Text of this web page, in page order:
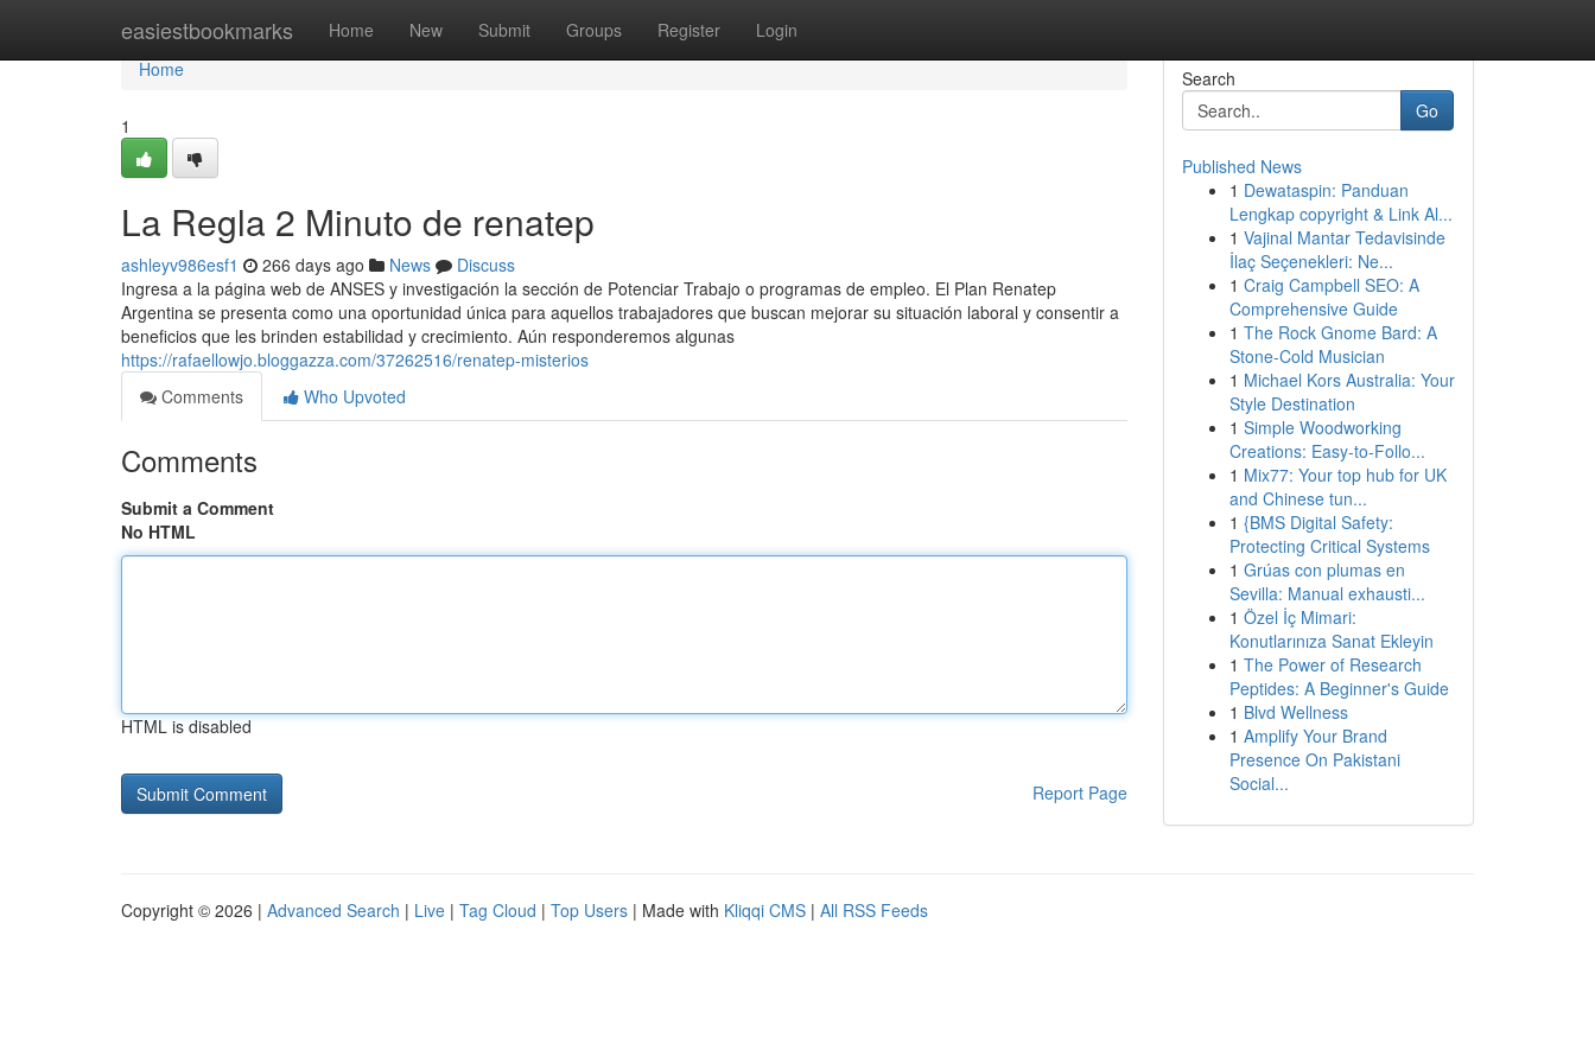
easiestbookmarks Home New Submit Groups Register Login
Home
Home
1
La Regla 2 Minuto de renatep
ashleyv986esf1 266 days ago News
Discuss
Ingresa a ​la página web de ANSES y investigación la sección ⁢de Potenciar Trabajo o programas de empleo. El Plan Renatep
Argentina se presenta como una oportunidad única para aquellos trabajadores que buscan mejorar su situación laboral y consentir a
beneficios que les brinden estabilidad y crecimiento. Aún responderemos algunas
https://rafaellowjo.bloggazza.com/37262516/renatep-misterios
Comments
Who Upvoted
Comments
Submit a Comment
No HTML
HTML is disabled
Report Page
Search
Go
Published News
1 Dewataspin: Panduan
Lengkap copyright & Link Al...
1 Vajinal Mantar Tedavisinde
İlaç Seçenekleri: Ne...
1 Craig Campbell SEO: A
Comprehensive Guide
1 The Rock Gnome Bard: A
Stone-Cold Musician
1 Michael Kors Australia: Your
Style Destination
1 Simple Woodworking
Creations: Easy-to-Follo...
1 Mix77: Your top hub for UK
and Chinese tun...
1 {BMS Digital Safety:
Protecting Critical Systems
1 Grúas con plumas en
Sevilla: Manual exhausti...
1 Özel İç Mimari:
Konutlarınıza Sanat Ekleyin
1 The Power of Research
Peptides: A Beginner's Guide
1 Blvd Wellness
1 Amplify Your Brand
Presence On Pakistani
Social...
Copyright © 2026 | Advanced Search | Live | Tag Cloud | Top Users | Made with Kliqqi CMS | All RSS Feeds